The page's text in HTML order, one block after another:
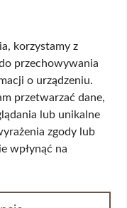
korzystamy z
przechowywania
o urządzeniu.
przetwarzać dane,
lub unikalne
zgody lub
wpłynąć na